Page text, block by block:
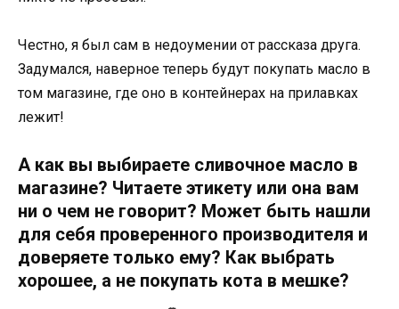
Честно, я был сам в недоумении от рассказа друга.
Задумался, наверное теперь будут покупать масло в
том магазине, где оно в контейнерах на прилавках
лежит!
А как вы выбираете сливочное масло в
магазине? Читаете этикету или она вам
ни о чем не говорит? Может быть нашли
для себя проверенного производителя и
доверяете только ему? Как выбрать
хорошее, а не покупать кота в мешке?